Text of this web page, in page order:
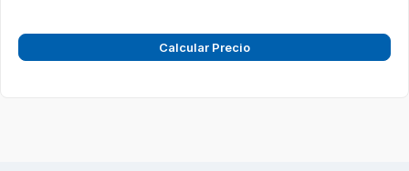
Calcular Precio